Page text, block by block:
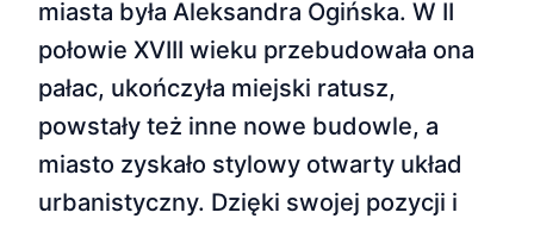
miasta była Aleksandra Ogińska. W II
połowie XVIII wieku przebudowała ona
pałac, ukończyła miejski ratusz,
powstały też inne nowe budowle, a
miasto zyskało stylowy otwarty układ
urbanistyczny. Dzięki swojej pozycji i